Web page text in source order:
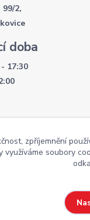
99/2,
doba
17:30
zpříjemnění
využíváme soubory